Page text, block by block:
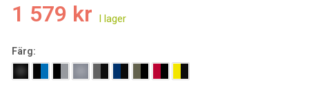
1 579 kr
Färg: